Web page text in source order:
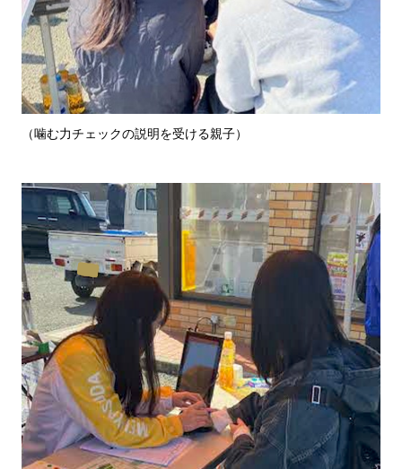
（噛む力チェックの説明を受ける親子）